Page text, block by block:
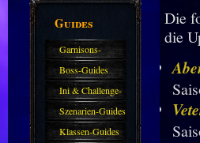
Guides
Garnisons-
Guides
Boss-Guides
Ini & Challenge-
Guides
Szenarien-Guides
Klassen-Guides
Die
die